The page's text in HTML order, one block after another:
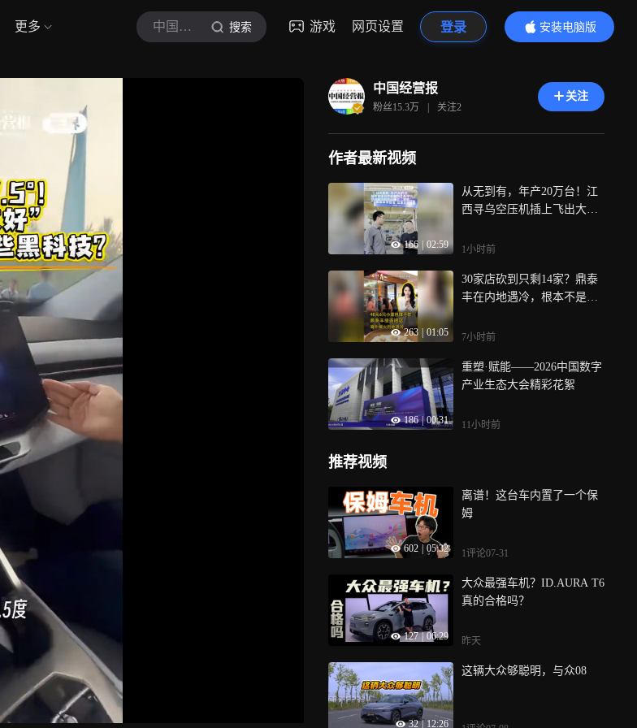
更多 中国经营报 搜索 游戏 网页设置 登录
安装电脑版
内容更精彩
中国经营报
粉丝15.3万 | 关注2
关注
作者最新视频
166 02:59
从无到有，年产20万台！江
西寻乌空压机插上飞出大山
1小时前
263 01:05
30家店砍到只剩14家？鼎泰
丰在内地遇冷，根本不是味
7小时前
186 | 00:31
重塑·赋能——2026中国数字
产业生态大会精彩花絮
11小时前
推荐视频
602 05:32
离谱！这台车内置了一个保
姆
1评论07-31
127 06:29
大众最强车机？ID.AURA T6
真的合格吗？
昨天
32 | 12:26
这辆大众够聪明，与众08